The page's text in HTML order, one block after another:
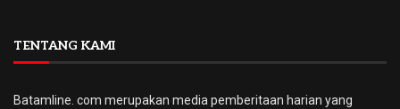
TENTANG KAMI
Batamline. com merupakan media pemberitaan harian yang